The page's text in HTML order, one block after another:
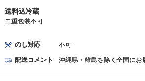
送料込冷蔵
二重包装不可
のし対応 不可
配送コメント 沖縄県・離島を除く全国にお